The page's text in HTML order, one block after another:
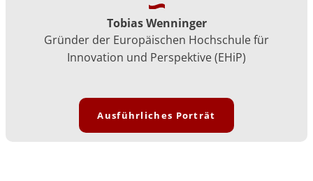
Tobias Wenninger
Gründer der Europäischen Hochschule für
Innovation und Perspektive (EHiP)
Ausführliches Porträt